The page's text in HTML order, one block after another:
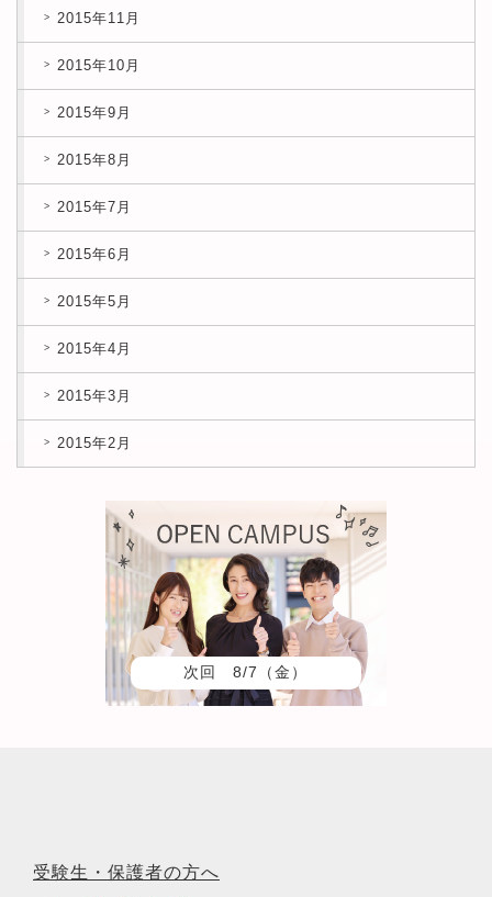
2015年11月
2015年10月
2015年9月
2015年8月
2015年7月
2015年6月
2015年5月
2015年4月
2015年3月
2015年2月
次回 8/7（金）
受験生・保護者の方へ